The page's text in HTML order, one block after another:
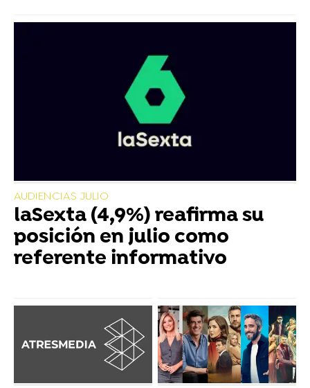
AUDIENCIAS JULIO
laSexta (4,9%) reafirma su
posición en julio como
referente informativo